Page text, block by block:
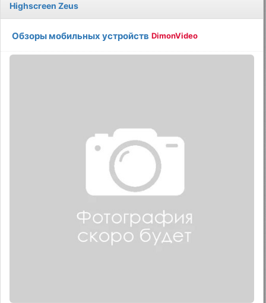
Highscreen Zeus
Обзоры мобильных устройств DimonVideo